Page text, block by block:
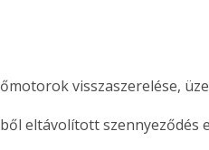
visszaszerelése,
eltávolított szennyeződés